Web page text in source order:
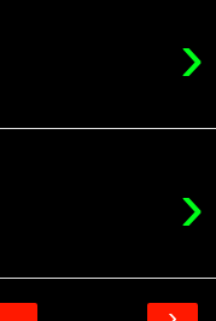
›
›